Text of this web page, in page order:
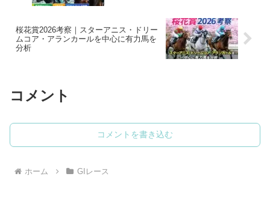
桜花賞2026考察｜スターアニス・ドリー
ムコア・アランカールを中心に有力馬を
分析
コメント
コメントを書き込む
ホーム GIレース